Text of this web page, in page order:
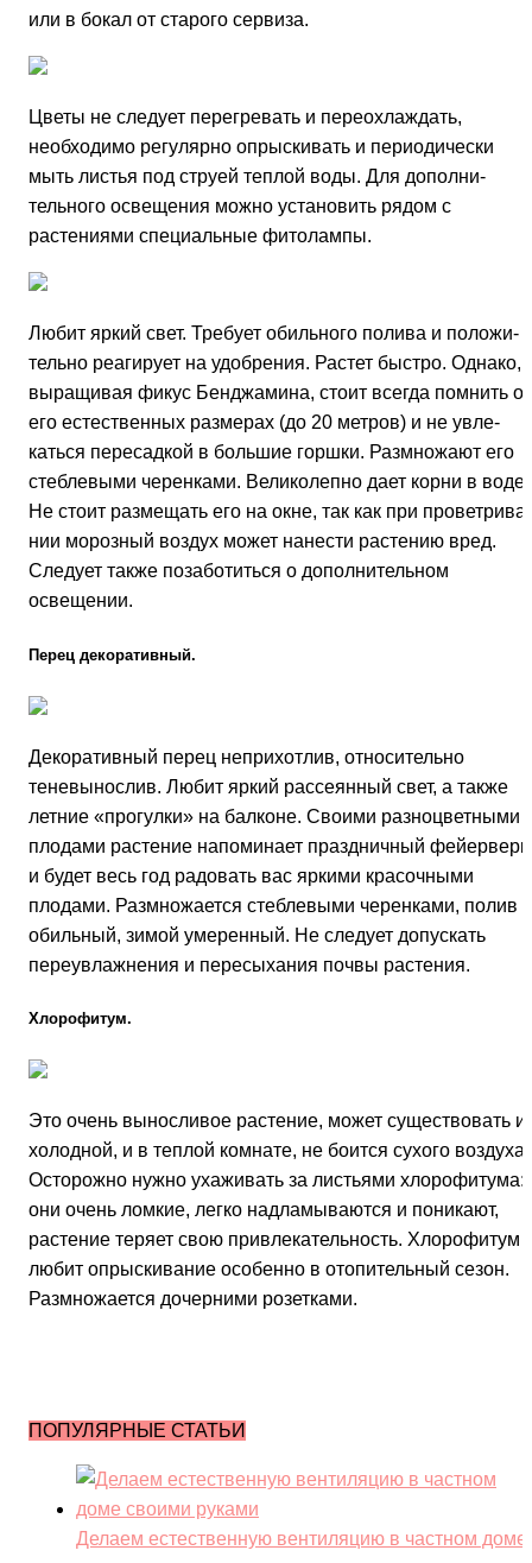
или в бокал от старого сервиза.
Цветы не следует перегревать и переохлаждать,
необходимо регулярно опрыскивать и периодически
мыть листья под струей теплой воды. Для дополни­
тельного освещения можно установить рядом с
растения­ми специальные фитолампы.
Любит яркий свет. Требует обильного полива и положи­
тельно реагирует на удобре­ния. Растет быстро. Однако,
выращивая фикус Бенджа­мина, стоит всегда помнить о
его естественных размерах (до 20 метров) и не увле­
каться пересадкой в большие горшки. Размножают его
стеблевыми черенками. Ве­ликолепно дает корни в воде.
Не стоит размещать его на окне, так как при проветрива­
нии морозный воздух может нанести растению вред.
Следует также позаботиться о дополнительном
освещении.
Перец декоративный.
Декоративный перец неприхотлив, относитель­но
теневынослив. Любит яркий рассеянный свет, а также
летние «прогулки» на балконе. Своими разно­цветными
плодами растение напоминает праздничный фейерверк
и будет весь год радовать вас яркими красочными
плодами. Размножается стеблевыми черенками, полив
обильный, зимой умеренный. Не следует до­пускать
переувлажнения и пересыхания почвы растения.
Хлорофитум.
Это очень выносливое рас­тение, может существовать и
холодной, и в теплой комнате, не боится сухого воздуха.
Осторожно нужно ухаживать за листьями хлорофитума:
они очень ломкие, легко надламываются и поника­ют,
растение теряет свою привлекательность. Хлорофитум
любит опрыскивание особенно в отопительный сезон.
Размножается дочерними розетками.
ПОПУЛЯРНЫЕ СТАТЬИ
Делаем естественную вентиляцию в частном доме